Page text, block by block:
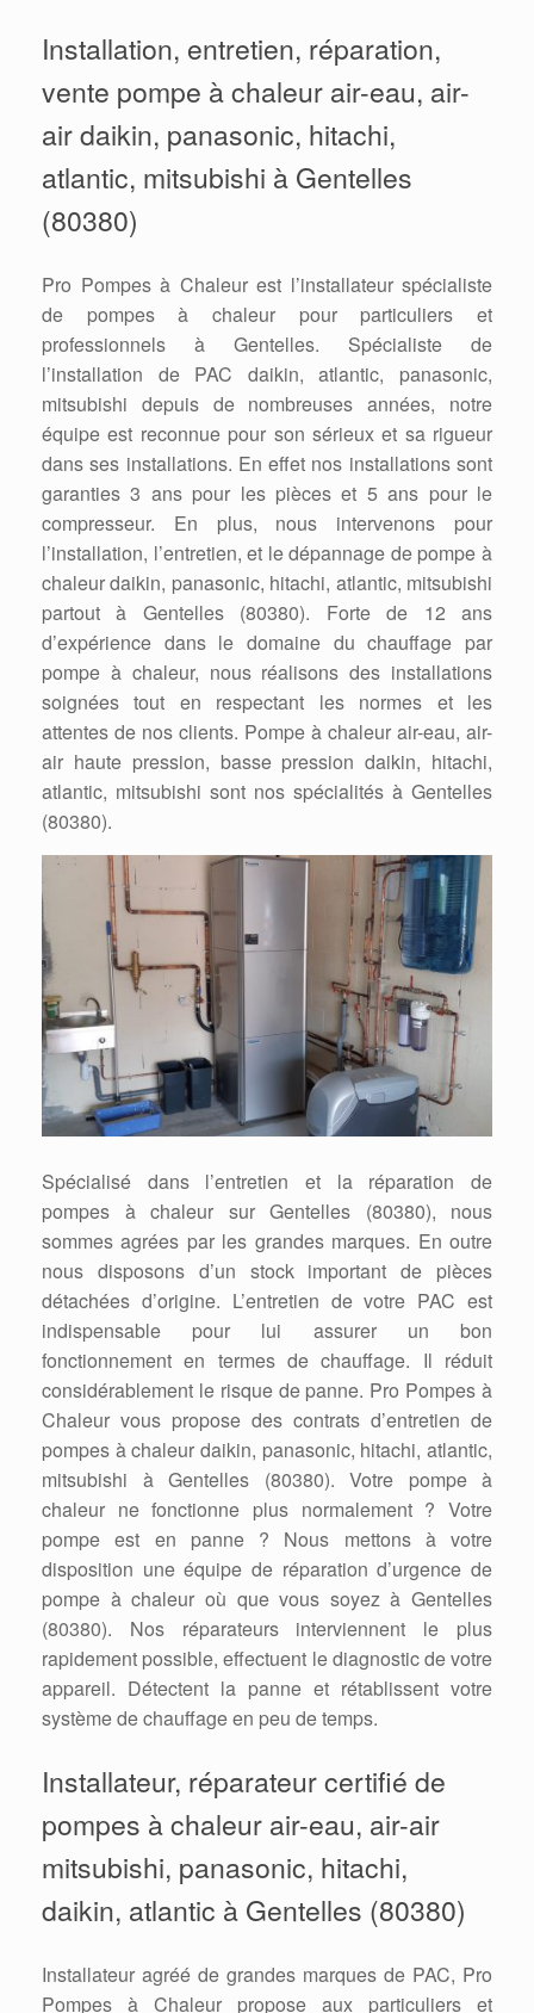
Installation, entretien, réparation,
vente pompe à chaleur air-eau, air-
air daikin, panasonic, hitachi,
atlantic, mitsubishi à Gentelles
(80380)
Pro Pompes à Chaleur est l’installateur spécialiste
de pompes à chaleur pour particuliers et
professionnels à Gentelles. Spécialiste de
l’installation de PAC daikin, atlantic, panasonic,
mitsubishi depuis de nombreuses années, notre
équipe est reconnue pour son sérieux et sa rigueur
dans ses installations. En effet nos installations sont
garanties 3 ans pour les pièces et 5 ans pour le
compresseur. En plus, nous intervenons pour
l’installation, l’entretien, et le dépannage de pompe à
chaleur daikin, panasonic, hitachi, atlantic, mitsubishi
partout à Gentelles (80380). Forte de 12 ans
d’expérience dans le domaine du chauffage par
pompe à chaleur, nous réalisons des installations
soignées tout en respectant les normes et les
attentes de nos clients. Pompe à chaleur air-eau, air-
air haute pression, basse pression daikin, hitachi,
atlantic, mitsubishi sont nos spécialités à Gentelles
(80380).
Spécialisé dans l’entretien et la réparation de
pompes à chaleur sur Gentelles (80380), nous
sommes agrées par les grandes marques. En outre
nous disposons d’un stock important de pièces
détachées d’origine. L’entretien de votre PAC est
indispensable pour lui assurer un bon
fonctionnement en termes de chauffage. Il réduit
considérablement le risque de panne. Pro Pompes à
Chaleur vous propose des contrats d’entretien de
pompes à chaleur daikin, panasonic, hitachi, atlantic,
mitsubishi à Gentelles (80380). Votre pompe à
chaleur ne fonctionne plus normalement ? Votre
pompe est en panne ? Nous mettons à votre
disposition une équipe de réparation d’urgence de
pompe à chaleur où que vous soyez à Gentelles
(80380). Nos réparateurs interviennent le plus
rapidement possible, effectuent le diagnostic de votre
appareil. Détectent la panne et rétablissent votre
système de chauffage en peu de temps.
Installateur, réparateur certifié de
pompes à chaleur air-eau, air-air
mitsubishi, panasonic, hitachi,
daikin, atlantic à Gentelles (80380)
Installateur agréé de grandes marques de PAC, Pro
Pompes à Chaleur propose aux particuliers et